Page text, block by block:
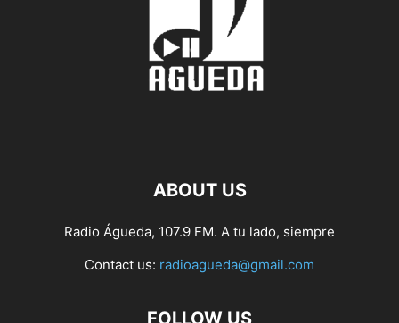
ABOUT US
Radio Águeda, 107.9 FM. A tu lado, siempre
Contact us: radioagueda@gmail.com
FOLLOW US